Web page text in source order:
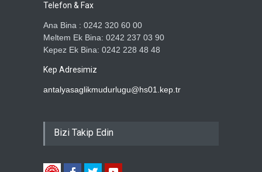
Telefon & Fax
Ana Bina : 0242 320 60 00
Meltem Ek Bina: 0242 237 03 90
Kepez Ek Bina: 0242 228 48 48
Kep Adresimiz
antalyasaglikmudurlugu@hs01.kep.tr
Bizi Takip Edin